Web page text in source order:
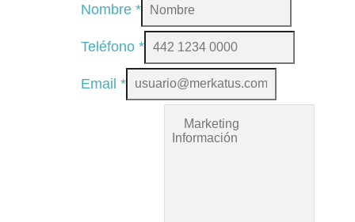
Nombre *
Teléfono *
Email *